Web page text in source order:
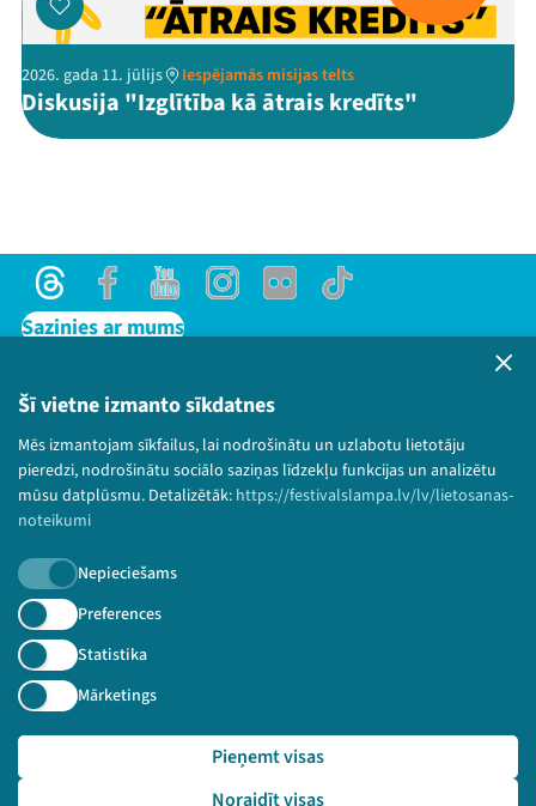
Šī vietne izmanto sīkdatnes
Mēs izmantojam sīkfailus, lai nodrošinātu un uzlabotu lietotāju
pieredzi, nodrošinātu sociālo saziņas līdzekļu funkcijas un analizētu
mūsu datplūsmu. Detalizētāk: https://festivalslampa.lv/lv/lietosanas-
noteikumi
Nepieciešams
Preferences
Statistika
Mārketings
Noraidīt visas
Pieņemt visas
2026. gada 11. jūlijs Iespējamās misijas telts
Diskusija "Izglītība kā ātrais kredīts"
ThreadsFacebookYoutubeInstagram
Flick TikTok
Sazinies ar mums
Lietošanas noteikumi un sīkdatņu politika
Bērnu aizsardzības politika
© 2026 Sarunu festivāls LAMPA Visas tiesības
paturētas.
Piesakies jaunumiem!
Nepalaid garām aktuālāko informāciju!
Pieteikties